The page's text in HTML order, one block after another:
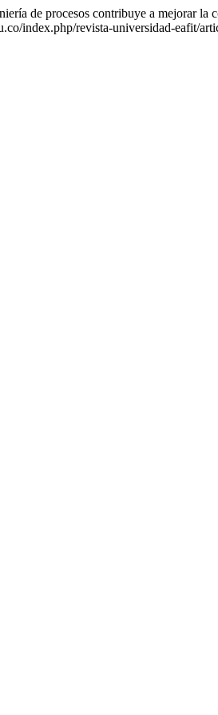
de procesos contribuye a mejorar la
index.php/revista-universidad-eafit/